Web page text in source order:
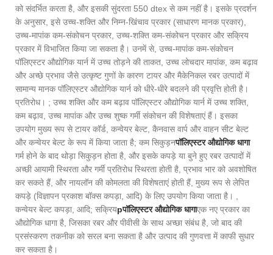
को संदर्भित करता है, और इसकी सुंदरता 550 dtex से कम नहीं है। इसके प्रदर्शन
के अनुसार, इसे उच्च-शक्ति और निम्न-खिंचाव प्रकार (साधारण मानक प्रकार),
उच्च-मापांक कम-संकोचन प्रकार, उच्च-शक्ति कम-संकोचन प्रकार और सक्रिय
प्रकार में विभाजित किया जा सकता है। उनमें से, उच्च-मापांक कम-संकोचन
पॉलिएस्टर औद्योगिक यार्न में उच्च तोड़ने की ताकत, उच्च लोचदार मापांक, कम बढ़ाव
और अच्छे प्रभाव जैसे उत्कृष्ट गुणों के कारण टायर और मैकेनिकल रबर उत्पादों में
सामान्य मानक पॉलिएस्टर औद्योगिक यार्न को धीरे-धीरे बदलने की प्रवृत्ति होती है।
प्रतिरोध। ; उच्च शक्ति और कम बढ़ाव पॉलिएस्टर औद्योगिक यार्न में उच्च शक्ति,
कम बढ़ाव, उच्च मापांक और उच्च शुष्क गर्मी संकोचन की विशेषताएं हैं। इसका
उपयोग मुख्य रूप से टायर कॉर्ड, कन्वेयर बेल्ट, कैनवास वार्प और वाहन सीट बेल्ट
और कन्वेयर बेल्ट के रूप में किया जाता है; कम सिकुड़नपॉलिएस्टर औद्योगिक धागा
गर्म होने के बाद थोड़ा सिकुड़न होता है, और इसके कपड़े या बुने हुए रबर उत्पादों में
अच्छी आयामी स्थिरता और गर्मी प्रतिरोध स्थिरता होती है, प्रभाव भार को अवशोषित
कर सकते हैं, और नायलॉन की कोमलता की विशेषताएं होती हैं, मुख्य रूप से लेपित
कपड़े (विज्ञापन प्रकाश बॉक्स कपड़ा, आदि) के लिए उपयोग किया जाता है। ,
कन्वेयर बेल्ट कपड़ा, आदि; सक्रियpपॉलिएस्टर औद्योगिक धागाएक नए प्रकार का
औद्योगिक धागा है, जिसका रबर और पीवीसी के साथ अच्छा संबंध है, जो बाद की
प्रसंस्करण तकनीक को सरल बना सकता है और उत्पाद की गुणवत्ता में काफी सुधार
कर सकता है।